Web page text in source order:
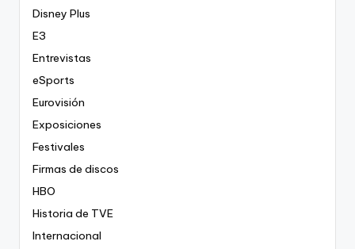
Disney Plus
E3
Entrevistas
eSports
Eurovisión
Exposiciones
Festivales
Firmas de discos
HBO
Historia de TVE
Internacional